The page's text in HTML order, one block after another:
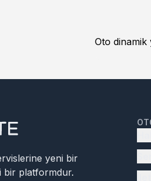
Oto dinamik
yeni bir
bir platformdur.